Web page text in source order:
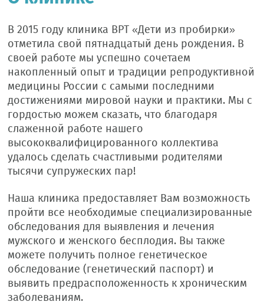
В 2015 году клиника ВРТ «Дети из пробирки»
отметила свой пятнадцатый день рождения. В
своей работе мы успешно сочетаем
накопленный опыт и традиции репродуктивной
медицины России с самыми последними
достижениями мировой науки и практики. Мы с
гордостью можем сказать, что благодаря
слаженной работе нашего
высококвалифицированного коллектива
удалось сделать счастливыми родителями
тысячи супружеских пар!
Наша клиника предоставляет Вам возможность
пройти все необходимые специализированные
обследования для выявления и лечения
мужского и женского бесплодия. Вы также
можете получить полное генетическое
обследование (генетический паспорт) и
выявить предрасположенность к хроническим
заболеваниям.